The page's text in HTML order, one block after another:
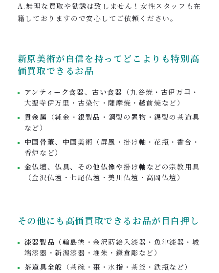
A.無理な買取や勧誘は致しません！女性スタッフも在
籍しておりますので安心してご依頼ください。
新原美術が自信を持ってどこよりも特別高
価買取できるお品
アンティーク食器、古い食器 （九谷焼・古伊万里・
大聖寺伊万里・古染付・薩摩焼・越前焼など）
貴金属 （純金・銀製品・銅製の置物・錫製の茶道具
など）
中国骨董、中国美術 （屏風・掛け軸・花瓶・香合・
香炉など）
金仏壇、仏具、その他仏像や掛け軸 などの宗教用具
（金沢仏壇・七尾仏壇・美川仏壇・高岡仏壇）
その他にも高価買取できるお品が目白押し
漆器製品 （輪島塗・金沢蒔絵入漆器・魚津漆器・城
端漆器・新潟漆器・堆朱・鎌倉彫など）
茶道具全般 （茶碗・棗・水指・茶釜・鉄瓶など）